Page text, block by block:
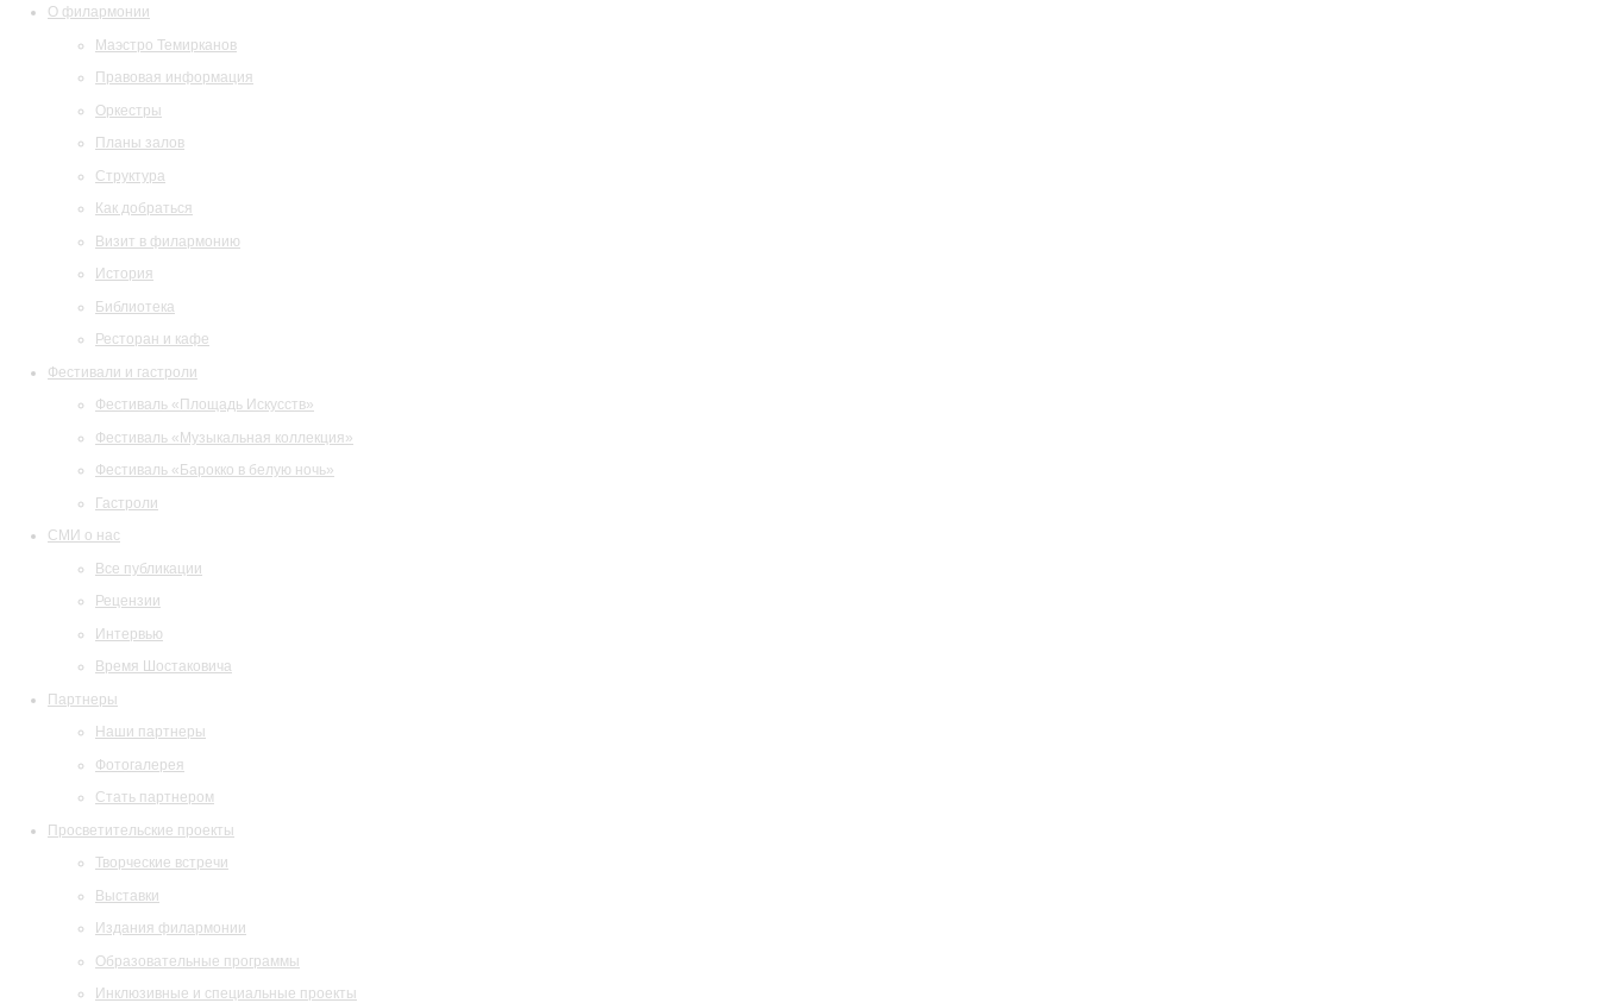
О филармонии
Маэстро Темирканов
Правовая информация
Оркестры
Планы залов
Структура
Как добраться
Визит в филармонию
История
Библиотека
Ресторан и кафе
Фестивали и гастроли
Фестиваль «Площадь Искусств»
Фестиваль «Музыкальная коллекция»
Фестиваль «Барокко в белую ночь»
Гастроли
СМИ о нас
Все публикации
Рецензии
Интервью
Время Шостаковича
Партнеры
Наши партнеры
Фотогалерея
Стать партнером
Просветительские проекты
Творческие встречи
Выставки
Издания филармонии
Образовательные программы
Инклюзивные и специальные проекты